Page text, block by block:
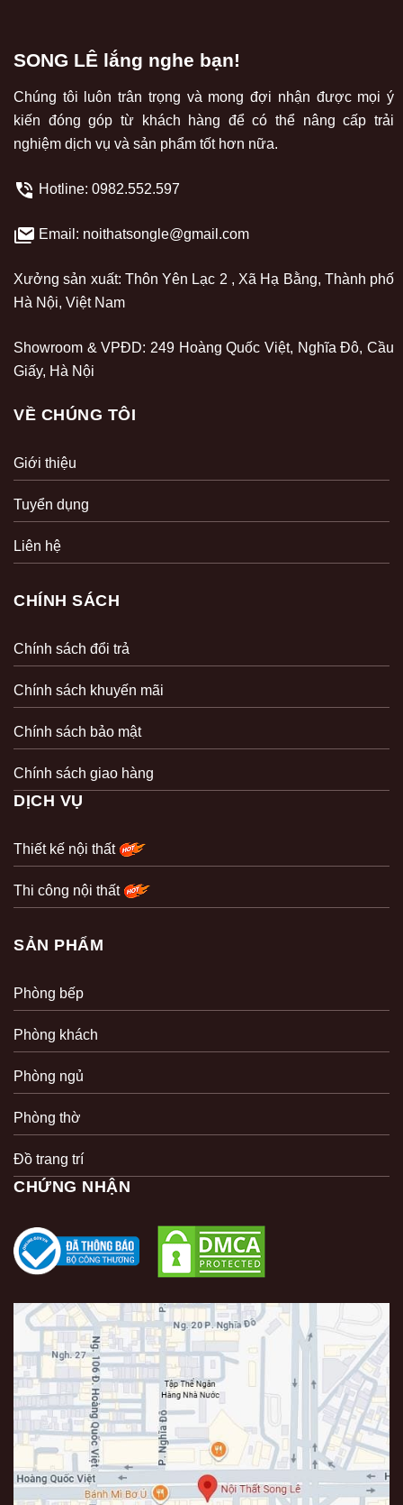
SONG LÊ lắng nghe bạn!
Chúng tôi luôn trân trọng và mong đợi nhận được mọi ý
kiến đóng góp từ khách hàng để có thể nâng cấp trải
nghiệm dịch vụ và sản phẩm tốt hơn nữa.
Hotline: 0982.552.597
Email: noithatsongle@gmail.com
Xưởng sản xuất: Thôn Yên Lạc 2 , Xã Hạ Bằng, Thành phố
Hà Nội, Việt Nam
Showroom & VPĐD: 249 Hoàng Quốc Việt, Nghĩa Đô, Cầu
Giấy, Hà Nội
VỀ CHÚNG TÔI
Giới thiệu
Tuyển dụng
Liên hệ
CHÍNH SÁCH
Chính sách đổi trả
Chính sách khuyến mãi
Chính sách bảo mật
Chính sách giao hàng
DỊCH VỤ
Thiết kế nội thất
Thi công nội thất
SẢN PHẨM
Phòng bếp
Phòng khách
Phòng ngủ
Phòng thờ
Đồ trang trí
CHỨNG NHẬN